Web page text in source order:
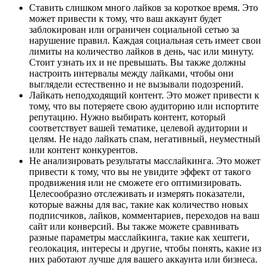
Ставить слишком много лайков за короткое время. Это
может привести к тому, что ваш аккаунт будет
заблокирован или ограничен социальной сетью за
нарушение правил. Каждая социальная сеть имеет свои
лимиты на количество лайков в день, час или минуту.
Стоит узнать их и не превышать. Вы также должны
настроить интервалы между лайками, чтобы они
выглядели естественно и не вызывали подозрений.
Лайкать неподходящий контент. Это может привести к
тому, что вы потеряете свою аудиторию или испортите
репутацию. Нужно выбирать контент, который
соответствует вашей тематике, целевой аудитории и
целям. Не надо лайкать спам, негативный, неуместный
или контент конкурентов.
Не анализировать результаты масслайкинга. Это может
привести к тому, что вы не увидите эффект от такого
продвижения или не сможете его оптимизировать.
Целесообразно отслеживать и измерять показатели,
которые важны для вас, такие как количество новых
подписчиков, лайков, комментариев, переходов на ваш
сайт или конверсий. Вы также можете сравнивать
разные параметры масслайкинга, такие как хештеги,
геолокация, интересы и другие, чтобы понять, какие из
них работают лучше для вашего аккаунта или бизнеса.